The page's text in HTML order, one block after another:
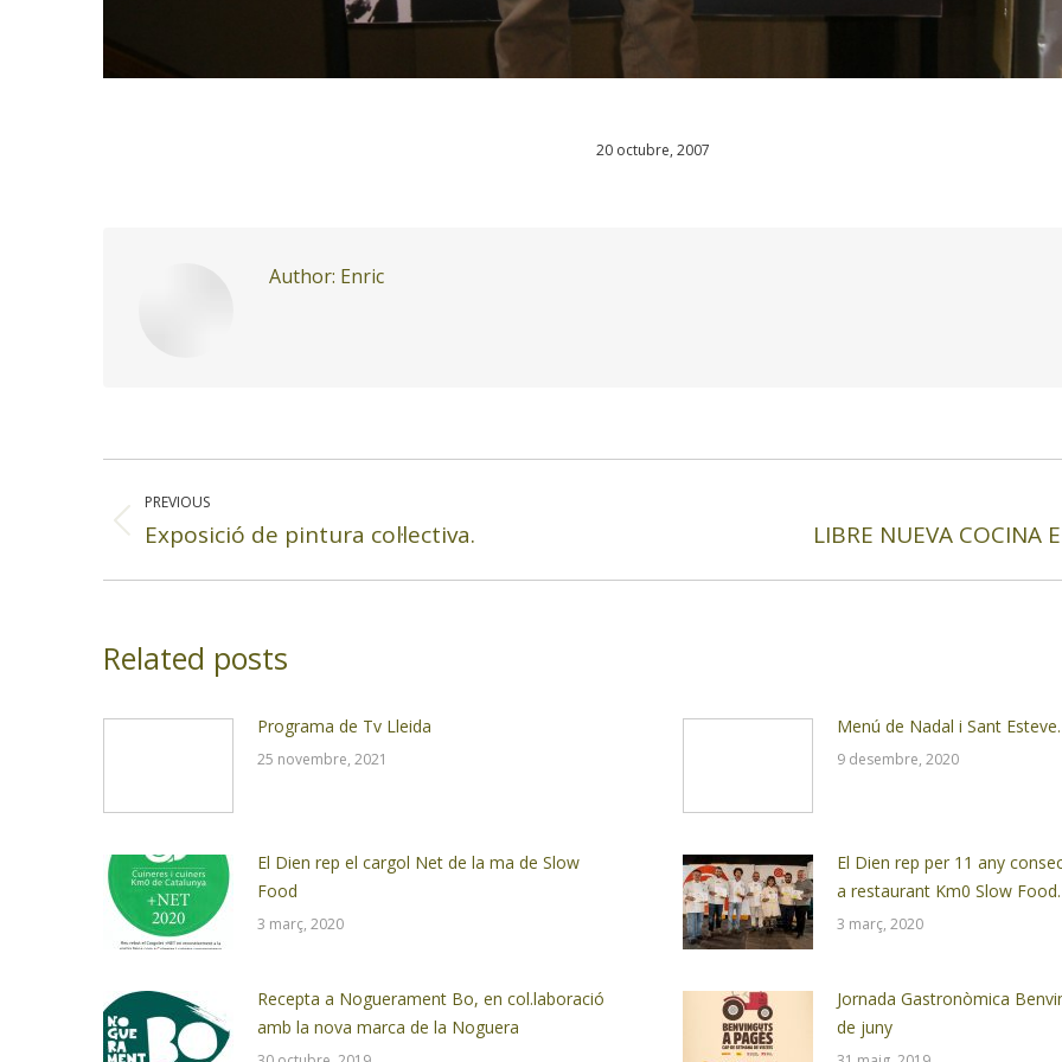
20 octubre, 2007
Author: Enric
Post
navigation
PREVIOUS
Previous
Exposició de pintura col·lectiva. LIBRE NUEVA COCINA
Related posts
Programa de Tv Lleida
25 novembre, 2021
Menú de Nadal i Sant Esteve.
9 desembre, 2020
El Dien rep el cargol Net de la ma de Slow
Food
3 març, 2020
El Dien rep per 11 any
a restaurant Km0 Slow Food.
3 març, 2020
Recepta a Noguerament Bo, en col.laboració
amb la nova marca de la Noguera
Jornada Gastronòmica
de juny